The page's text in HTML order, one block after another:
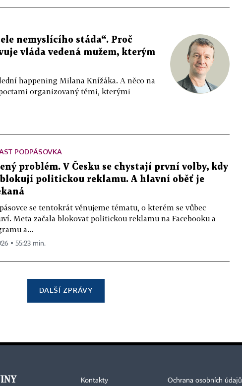
nemyslícího stáda“. Proč
vláda vedená mužem, kterým
happening Milana Knížáka. A něco na
organizovaný těmi, kterými
PODPÁSOVKA
problém. V Česku se chystají první volby, kdy
politickou reklamu. A hlavní oběť je
se tentokrát věnujeme tématu, o kterém se vůbec
Meta začala blokovat politickou reklamu na Facebooku a
a...
▪ 55:23 min.
DALŠÍ ZPRÁVY
Kontakty Ochrana osobních údajů